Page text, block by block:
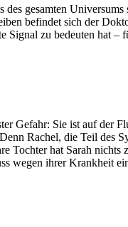
gesamten
befindet sich der
Signal zu bedeuten hat –
Gefahr: Sie ist auf der
Rachel, die Teil des
Tochter hat Sarah
wegen ihrer Krankheit